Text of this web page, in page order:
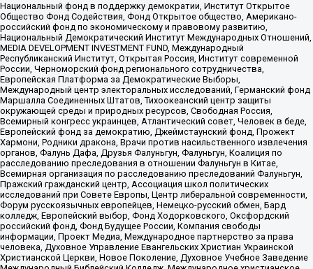
Национальный фонд в поддержку демократии, Институт Открытое
Общество Фонд Содействия, Фонд Открытое общество, Американо-
российский фонд по экономическому и правовому развитию,
Национальный Демократический Институт Международных Отношений,
MEDIA DEVELOPMENT INVESTMENT FUND, Международный
Республиканский Институт, Открытая Россия, Институт современной
России, Черноморский фонд регионального сотрудничества,
Европейская Платформа за Демократические Выборы,
Международный центр электоральных исследований, Германский фонд
Маршалла Соединенных Штатов, Тихоокеанский центр защиты
окружающей среды и природных ресурсов, Свободная Россия,
Всемирный конгресс украинцев, Атлантический совет, Человек в беде,
Европейский фонд за демократию, Джеймстаунский фонд, Прожект
Хармони, Родники дракона, Врачи против насильственного извлечения
органов, Фалунь Дафа, Друзья Фалуньгун, Фалуньгун, Коалиция по
расследованию преследования в отношении Фалуньгун в Китае,
Всемирная организация по расследованию преследований Фалуньгун,
Пражский гражданский центр, Ассоциация школ политических
исследований при Совете Европы, Центр либеральной современности,
Форум русскоязычных европейцев, Немецко-русский обмен, Бард
колледж, Европейский выбор, Фонд Ходорковского, Оксфордский
российский фонд, Фонд Будущее России, Компания свободы
информации, Проект Медиа, Международное партнерство за права
человека, Духовное Управление Евангельских Христиан Украинской
Христианской Церкви, Новое Поколение, Духовное Учебное Заведение